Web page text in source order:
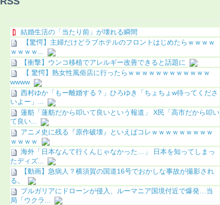
結婚生活の「当たり前」が壊れる瞬間
【驚愕】主婦だけどラブホテルのフロントはじめたらｗｗｗｗ
ｗｗｗｗ...
【衝撃】ウンコ移植でアレルギー改善できると話題に
【 驚愕】熟女性風俗店に行ったらｗｗｗｗｗｗｗｗｗｗｗｗ
wwww
西村ゆか「もー離婚する？」ひろゆき「ちょちょw待ってくださ
いよー」...
蓮舫「蓮舫だから叩いて良いという報道」 X民「高市だから叩い
て良い...
アニメ史に残る『原作破壊』といえばコレｗｗｗｗｗｗｗｗｗ
ｗｗｗｗ
海外「日本なんて行くんじゃなかった…」 日本を知ってしまっ
たディズ...
【動画】急病人？横須賀の国道16号でおかしな事故が撮影され
る。
ブルガリアにドローンが侵入、ルーマニア国境付近で爆発…当
局「ウクラ...